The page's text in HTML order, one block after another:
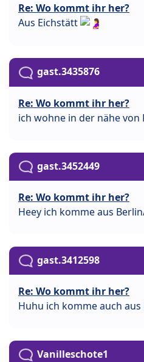
Re: Wo kommt ihr her?
Aus Eichstätt
gast.3435876
Re: Wo kommt ihr her?
ich wohne in der nähe von
gast.3452449
Re: Wo kommt ihr her?
Heey ich komme aus
gast.3412598
Re: Wo kommt ihr her?
Huhu ich komme auch aus
Vanilleschote1